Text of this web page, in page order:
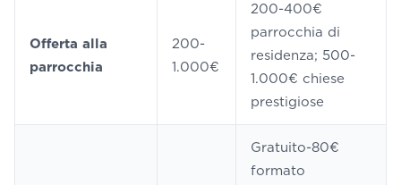
Offerta alla
parrocchia
200-
1.000€
200-400€
parrocchia di
residenza; 500-
1.000€ chiese
prestigiose
Gratuito-80€
formato